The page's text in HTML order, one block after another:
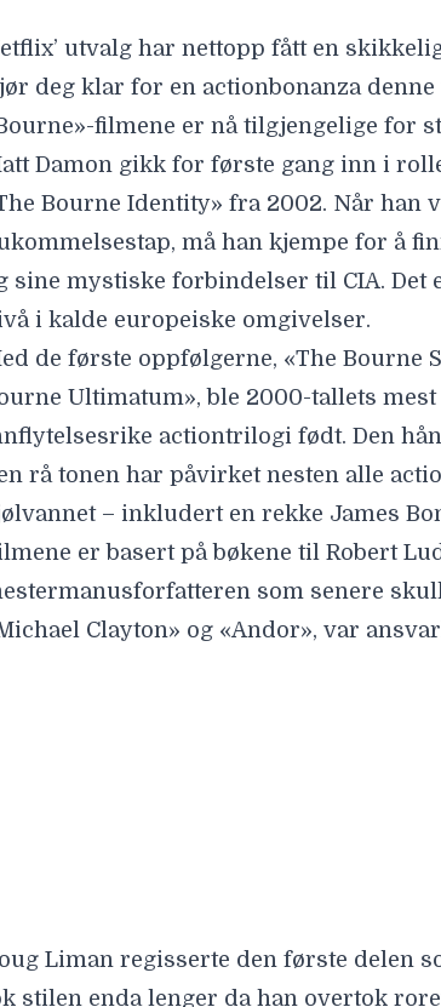
utvalg har nettopp fått en
deg klar for en actionbonanza
»-filmene er nå tilgjengelige for
Damon gikk for første gang inn i
Bourne Identity» fra 2002. Når han
må han kjempe for å
sine mystiske forbindelser til CIA. Det
i kalde europeiske omgivelser.
de første oppfølgerne, «The Bourne
Ultimatum», ble 2000-tallets
actiontrilogi født. Den
rå tonen har påvirket nesten alle
– inkludert en rekke James
er basert på bøkene til Robert
som senere
Clayton» og «Andor», var